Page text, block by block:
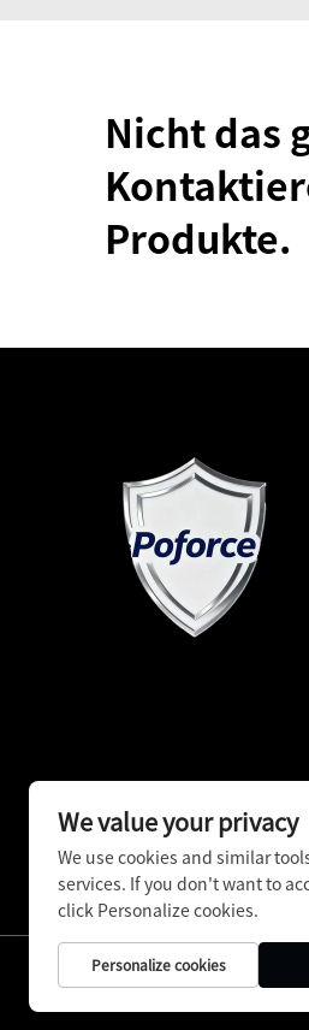
Nicht das
Produkte.
Copyright © Shenzhen
We value your privacy
We use cookies and similar
services. If you don't want to
click Personalize cookies.
Personalize cookies